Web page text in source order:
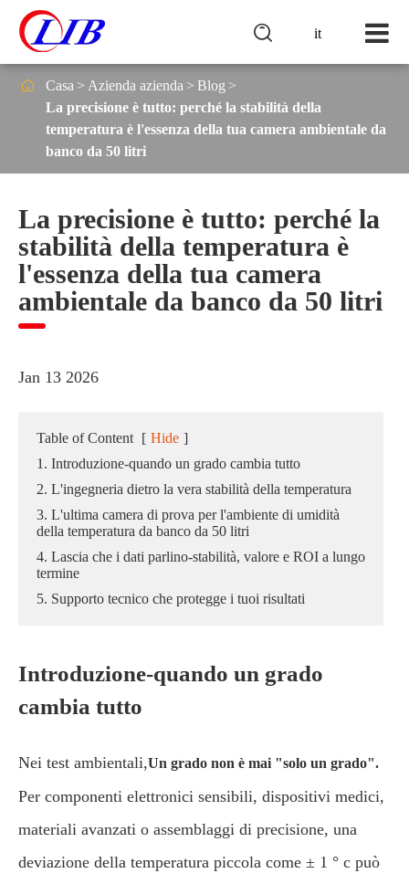
it

 Casa Azienda azienda
Blog
La precisione è tutto: perché la stabilità della
temperatura è l'essenza della tua camera ambientale da
banco da 50 litri
La precisione è tutto: perché la
stabilità della temperatura è
l'essenza della tua camera
ambientale da banco da 50 litri
Jan 13 2026
Table of Content [ Hide ]
1. Introduzione-quando un grado cambia tutto
2. L'ingegneria dietro la vera stabilità della temperatura
3. L'ultima camera di prova per l'ambiente di umidità
della temperatura da banco da 50 litri
4. Lascia che i dati parlino-stabilità, valore e ROI a lungo
termine
5. Supporto tecnico che protegge i tuoi risultati
Introduzione-quando un grado
cambia tutto
Nei test ambientali,Un grado non è mai "solo un grado".
Per componenti elettronici sensibili, dispositivi medici,
materiali avanzati o assemblaggi di precisione, una
deviazione della temperatura piccola come ± 1 ° c può